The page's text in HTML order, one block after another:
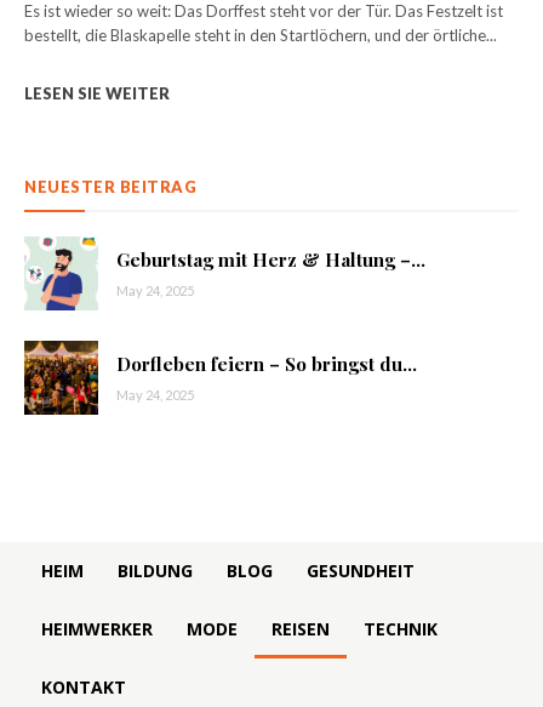
Es ist wieder so weit: Das Dorffest steht vor der Tür. Das Festzelt ist
bestellt, die Blaskapelle steht in den Startlöchern, und der örtliche...
LESEN SIE WEITER
NEUESTER BEITRAG
Geburtstag mit Herz & Haltung –...
May 24, 2025
Dorfleben feiern – So bringst du...
May 24, 2025
HEIM BILDUNG BLOG GESUNDHEIT
HEIMWERKER MODE REISEN TECHNIK
KONTAKT